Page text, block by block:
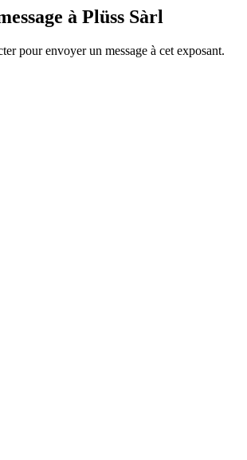
à Plüss Sàrl
pour envoyer un message à cet exposant.